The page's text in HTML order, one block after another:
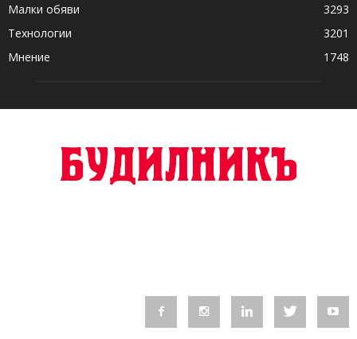
Малки обяви
3293
Технологии
3201
Мнение
1748